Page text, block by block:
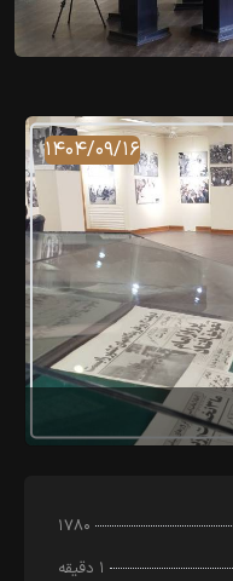
۱۴۰۴/۰۹/۱۶
۱۷۸۰
۱ دقیقه